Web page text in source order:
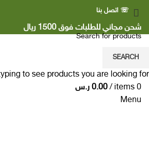
☏ اتصل بنا
شحن مجاني للطلبات فوق 1500 ريال
0
items
/
0.00 ر.س
Menu
SEARCH
to see products you are looking for.